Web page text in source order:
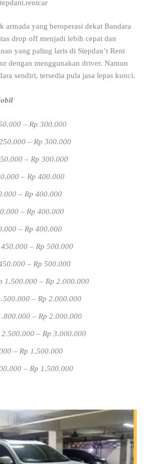
yang beroperasi dekat Bandara
drop off menjadi lebih cepat dan
yang paling laris di Stepdan’t Rent
dengan menggunakan driver. Namun
sendiri, tersedia pula jasa lepas kunci.
– Rp 300.000
– Rp 300.000
– Rp 300.000
– Rp 400.000
– Rp 400.000
– Rp 400.000
– Rp 400.000
– Rp 500.000
– Rp 500.000
1.500.000 – Rp 2.000.000
– Rp 2.000.000
– Rp 2.000.000
– Rp 3.000.000
– Rp 1.500.000
– Rp 1.500.000